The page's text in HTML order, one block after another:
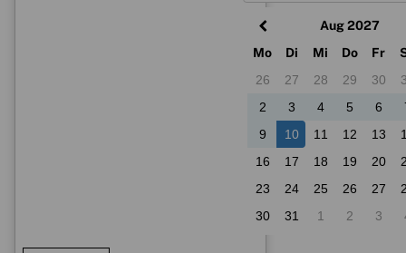
Aug 2027
Mo
Di Mi Do Fr
26
27 28 29 30
2
3 4 5 6
9
10 11 12 13
16
17 18 19 20
23
24 25 26 27
30
31 1 2 3